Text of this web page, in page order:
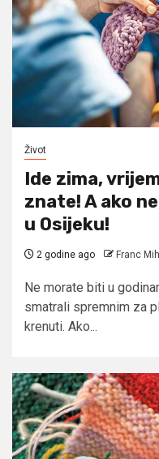
Život
Ide zima,
znate! A ako
u Osijeku!
2 godine ago Franc
Ne morate biti u
smatrali spremnim za
krenuti. Ako...